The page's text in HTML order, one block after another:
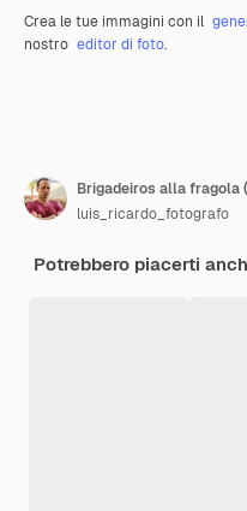
Crea le tue immagini con il
nostro editor di foto.
luis_ricardo_fotografo
Potrebbero piacerti